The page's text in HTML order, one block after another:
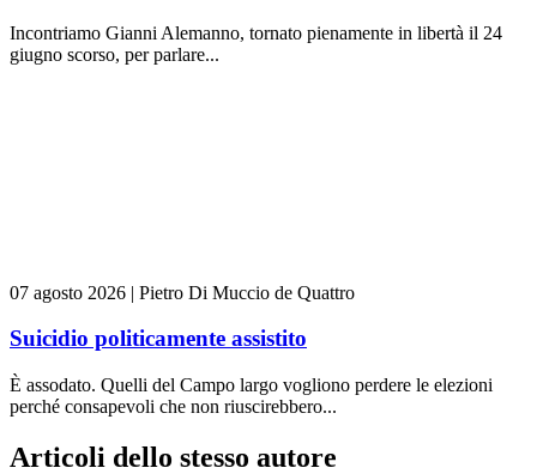
Incontriamo Gianni Alemanno, tornato pienamente in libertà il 24
giugno scorso, per parlare...
07 agosto 2026 | Pietro Di Muccio de Quattro
Suicidio politicamente assistito
È assodato. Quelli del Campo largo vogliono perdere le elezioni
perché consapevoli che non riuscirebbero...
Articoli dello stesso autore